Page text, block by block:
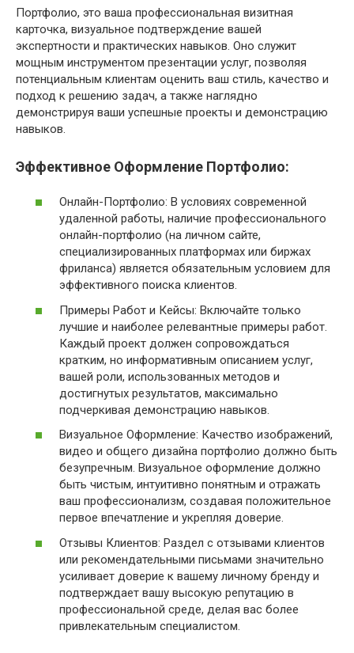
Портфолио, это ваша профессиональная визитная
карточка, визуальное подтверждение вашей
экспертности и практических навыков. Оно служит
мощным инструментом презентации услуг, позволяя
потенциальным клиентам оценить ваш стиль, качество и
подход к решению задач, а также наглядно
демонстрируя ваши успешные проекты и демонстрацию
навыков.
Эффективное Оформление Портфолио:
Онлайн-Портфолио: В условиях современной
удаленной работы, наличие профессионального
онлайн-портфолио (на личном сайте,
специализированных платформах или биржах
фриланса) является обязательным условием для
эффективного поиска клиентов.
Примеры Работ и Кейсы: Включайте только
лучшие и наиболее релевантные примеры работ.
Каждый проект должен сопровождаться
кратким, но информативным описанием услуг,
вашей роли, использованных методов и
достигнутых результатов, максимально
подчеркивая демонстрацию навыков.
Визуальное Оформление: Качество изображений,
видео и общего дизайна портфолио должно быть
безупречным. Визуальное оформление должно
быть чистым, интуитивно понятным и отражать
ваш профессионализм, создавая положительное
первое впечатление и укрепляя доверие.
Отзывы Клиентов: Раздел с отзывами клиентов
или рекомендательными письмами значительно
усиливает доверие к вашему личному бренду и
подтверждает вашу высокую репутацию в
профессиональной среде, делая вас более
привлекательным специалистом.